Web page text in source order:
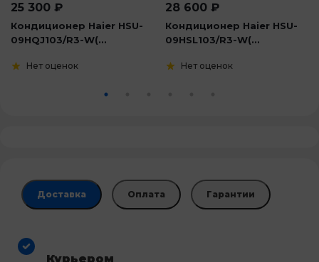
25 300 ₽
Кондиционер Haier HSU-
09HQJ103/R3-W(...
Нет оценок
28 600 ₽
Кондиционер Haier HSU-
09HSL103/R3-W(...
Нет оценок
Доставка Оплата Гарантии
Курьером